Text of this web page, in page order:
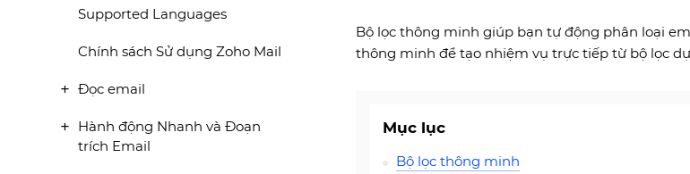
Supported Languages
Chính sách Sử dụng Zoho Mail
Đọc email
Hành động Nhanh và Đoạn
trích Email
Bộ lọc thông minh giúp bạn tự động phân loại
thông minh để tạo nhiệm vụ trực tiếp từ bộ lọc
Mục lục
Bộ lọc thông minh